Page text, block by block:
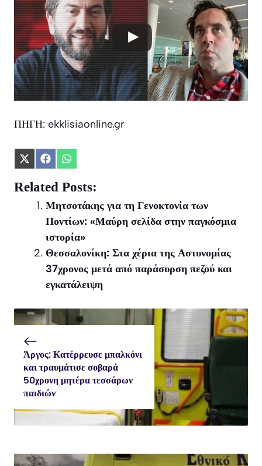
ΠΗΓΗ: ekklisiaonline.gr
Share
X
(Twitter)
Share
Facebook
Share
WhatsApp
Related Posts:
Μητσοτάκης για τη Γενοκτονία των
Ποντίων: «Μαύρη σελίδα στην παγκόσμια
ιστορία»
Θεσσαλονίκη: Στα χέρια της Αστυνομίας
37χρονος μετά από παράσυρση πεζού και
εγκατάλειψη
Άργος: Κατέρρευσε μπαλκόνι
και τραυμάτισε σοβαρά
50χρονη μητέρα τεσσάρων
παιδιών